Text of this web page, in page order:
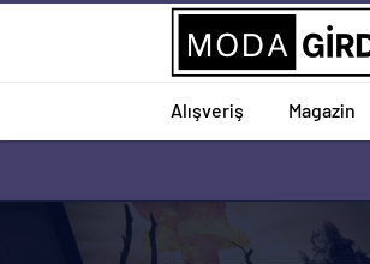
Alışveriş Magazin